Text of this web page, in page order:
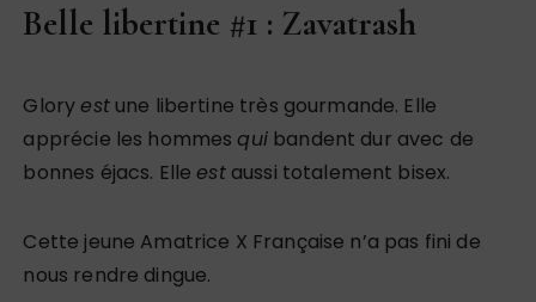
Belle libertine #1 : Zavatrash
Gloryestune libertine très gourmande. Elle
apprécie les hommesquibandent dur avec de
bonnes éjacs. Elleestaussi totalement bisex.
Cette jeune Amatrice X Française n’a pas fini de
nous rendre dingue.